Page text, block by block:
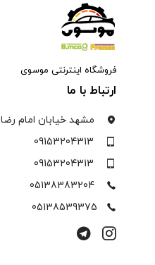
فروشگاه اینترنتی موسوی
ارتباط با ما
مشهد خیابان امام رضا
09153204313
09153204313
05138383204
05138539375